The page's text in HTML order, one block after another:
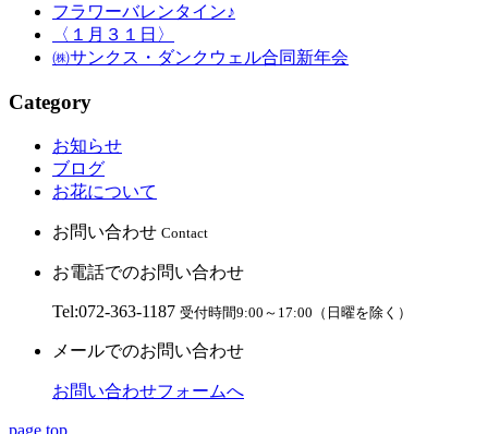
フラワーバレンタイン♪
〈１月３１日〉
㈱サンクス・ダンクウェル合同新年会
Category
お知らせ
ブログ
お花について
お問い合わせ Contact
お電話でのお問い合わせ
Tel:072-363-1187 受付時間9:00～17:00（日曜を除く）
メールでのお問い合わせ
お問い合わせフォームへ
page top